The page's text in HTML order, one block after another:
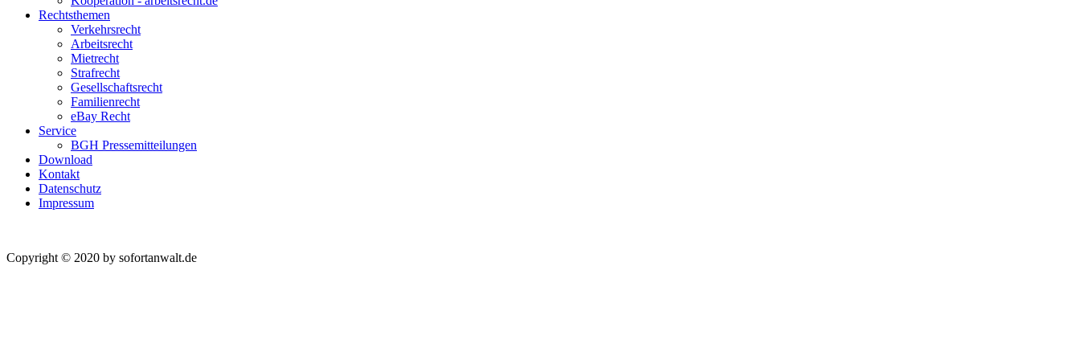
Rechtsthemen
Verkehrsrecht
Arbeitsrecht
Mietrecht
Strafrecht
Gesellschaftsrecht
Familienrecht
eBay Recht
Service
BGH Pressemitteilungen
Download
Kontakt
Datenschutz
Impressum
Copyright © 2020 by sofortanwalt.de